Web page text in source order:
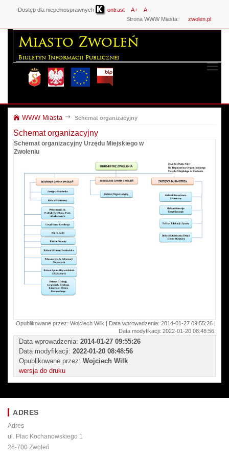
Dostęp dla niepełnosprawnych ontrast A+
A-
Strona WWW Miasta:
zwolen.pl
Miasto Zwoleń
Biuletyn Informacji Publicznej
WWW Miasta Schemat organizacyjny
Schemat organizacyjny
Schemat organizacyjny Urzędu Miejskiego w
Zwoleniu
Opublikowane przez: Wojciech Wilk | Data wprowadzenia: 2014-01-27 09:55:26 |
Data modyfikacji: 2022-01-20 08:48:56.
Data wprowadzenia: 2014-01-27 09:55:26
Data modyfikacji: 2022-01-20 08:48:56
Opublikowane przez: Wojciech Wilk
wersja do druku
ADRES
Adres
ul. Plac Kochanowskiego 1
26-700 Zwoleń